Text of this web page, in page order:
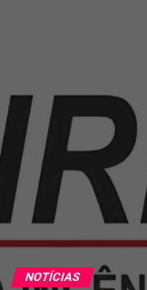
NOTÍCIAS